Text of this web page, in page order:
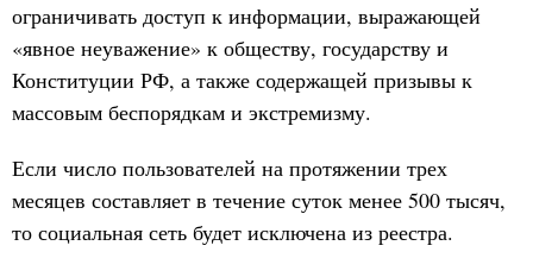
ограничивать доступ к информации, выражающей
«явное неуважение» к обществу, государству и
Конституции РФ, а также содержащей призывы к
массовым беспорядкам и экстремизму.
Если число пользователей на протяжении трех
месяцев составляет в течение суток менее 500 тысяч,
то социальная сеть будет исключена из реестра.